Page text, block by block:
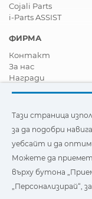
Cojali Parts
i-Parts ASSIST
ФИРМА
Контакт
За нас
Награди
Станете
Новини
Видеа
FAQ - Често
Тази страница
трети
Тази страница
за да подобри
уебсайт и да
Можете да
върху бутона
„Персонализирай“,